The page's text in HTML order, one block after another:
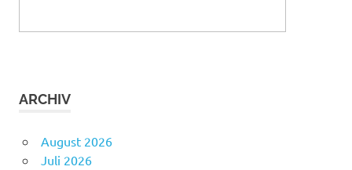
ARCHIV
August 2026
Juli 2026